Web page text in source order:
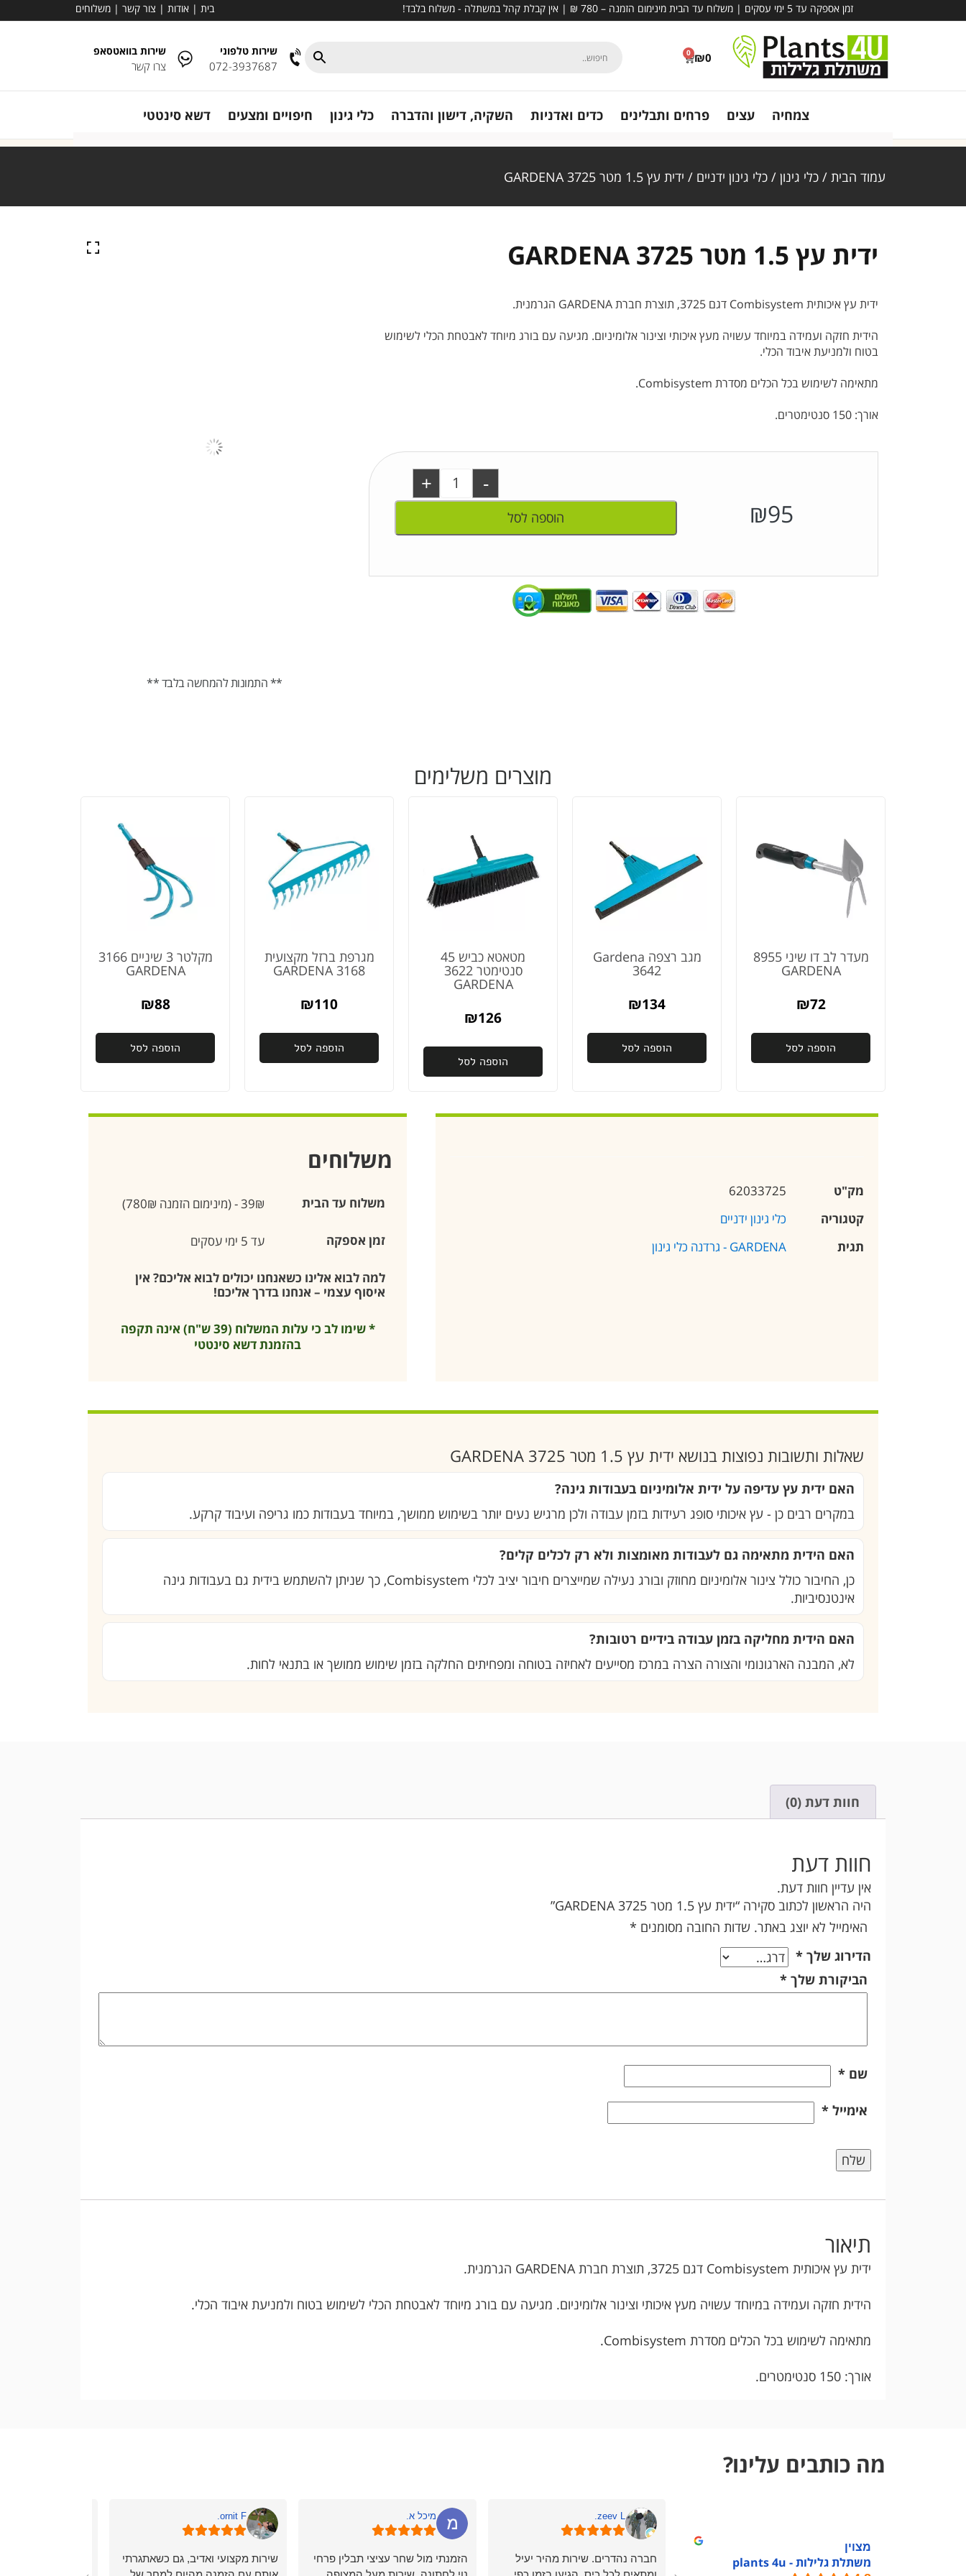
זמן אספקה עד 5 ימי עסקים | משלוח עד הבית מינימום הזמנה – 780 ₪ | אין קבלת קהל במשתלה - משלוח בלבד! בית| אודות| צור קשר| משלוחים
₪0
0 שירות טלפוני
072-3937687
שירות בוואטסאפ
צרו קשר
צמחיה עצים פרחים ותבלינים כדים ואדניות השקיה, דישון והדברה כלי גינון חיפויים ומצעים דשא סינטטי
עמוד הבית / כלי גינון / כלי גינון ידניים / ידית עץ 1.5 מטר 3725 GARDENA
ידית עץ 1.5 מטר 3725 GARDENA
ידית עץ איכותית Combisystem דגם 3725, תוצרת חברת GARDENA הגרמנית.
הידית חזקה ועמידה במיוחד עשויה מעץ איכותי וצינור אלומיניום. מגיעה עם בורג מיוחד לאבטחת הכלי לשימוש
בטוח ולמניעת איבוד הכלי.
מתאימה לשימוש בכל הכלים מסדרת Combisystem.
אורך: 150 סנטימטרים.
₪95
-
+
הוספה לסל
** התמונות להמחשה בלבד **
מוצרים משלימים
מעדר לב דו שיני 8955
GARDENA
₪72
הוספה לסל
מגב רצפה Gardena
3642
₪134
הוספה לסל
מטאטא כביש 45
סנטימטר 3622
GARDENA
₪126
הוספה לסל
מגרפת ברזל מקצועית
3168 GARDENA
₪110
הוספה לסל
מקלטר 3 שיניים 3166
GARDENA
₪88
הוספה לסל
מק"ט
62033725
קטגוריה
כלי גינון ידניים
תגית
GARDENA - גרדנה כלי גינון
משלוחים
משלוח עד הבית 39₪ - (מינימום הזמנה 780₪)
זמן אספקה עד 5 ימי עסקים
למה לבוא אלינו כשאנחנו יכולים לבוא אליכם? אין
איסוף עצמי – אנחנו בדרך אליכם!
* שימו לב כי עלות המשלוח (39 ש"ח) אינה תקפה
בהזמנת דשא סינטטי
שאלות ותשובות נפוצות בנושא ידית עץ 1.5 מטר 3725 GARDENA
האם ידית עץ עדיפה על ידית אלומיניום בעבודות גינה?
במקרים רבים כן - עץ איכותי סופג רעידות בזמן עבודה ולכן מרגיש נעים יותר בשימוש ממושך, במיוחד בעבודות כמו גריפה ועיבוד קרקע.
האם הידית מתאימה גם לעבודות מאומצות ולא רק לכלים קלים?
כן, החיבור כולל צינור אלומיניום מחוזק ובורג נעילה שמייצרים חיבור יציב לכלי Combisystem, כך שניתן להשתמש בידית גם בעבודות גינה
אינטנסיביות.
האם הידית מחליקה בזמן עבודה בידיים רטובות?
לא, המבנה הארגונומי והצורה הצרה במרכז מסייעים לאחיזה בטוחה ומפחיתים החלקה בזמן שימוש ממושך או בתנאי לחות.
חוות דעת (0)
חוות דעת
אין עדיין חוות דעת.
היה הראשון לכתוב סקירה “ידית עץ 1.5 מטר 3725 GARDENA”
האימייל לא יוצג באתר. שדות החובה מסומנים *
הדירוג שלך *
הביקורת שלך *
שם *
אימייל *
תיאור
ידית עץ איכותית Combisystem דגם 3725, תוצרת חברת GARDENA הגרמנית.
הידית חזקה ועמידה במיוחד עשויה מעץ איכותי וצינור אלומיניום. מגיעה עם בורג מיוחד לאבטחת הכלי לשימוש בטוח ולמניעת איבוד הכלי.
מתאימה לשימוש בכל הכלים מסדרת Combisystem.
אורך: 150 סנטימטרים.
מה כותבים עלינו?
מצוין
משתלת גלילות - plants 4u
zeev L.
חברה נהדרים. שירות מהיר יעיל
מיכל א.
הזמנתי מול שחר עציצי תבלין פרחי
ornit F.
שירות מקצועי ואדיב, גם כשאתגרתי